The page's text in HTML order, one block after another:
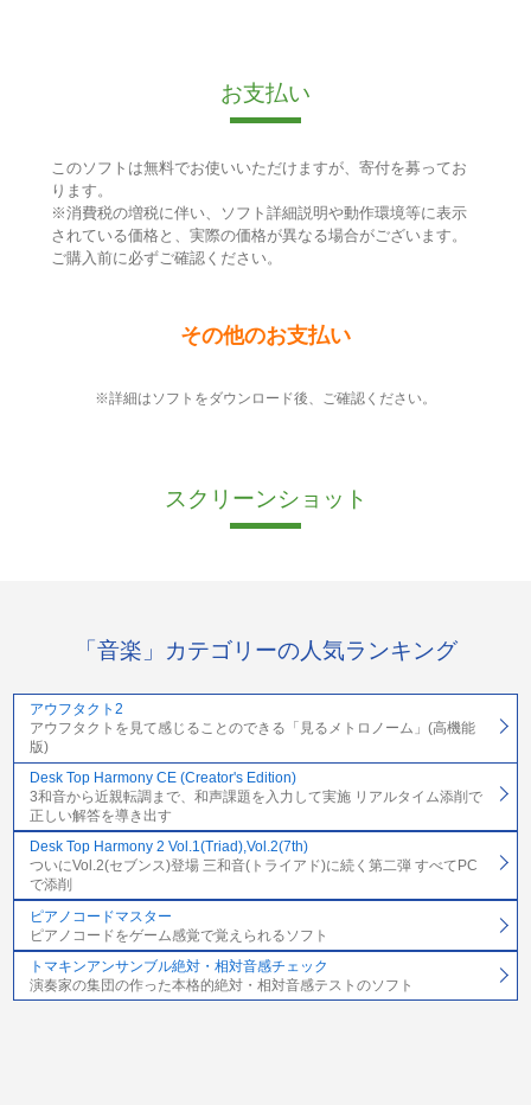
お支払い
このソフトは無料でお使いいただけますが、寄付を募ってお
ります。
※消費税の増税に伴い、ソフト詳細説明や動作環境等に表示
されている価格と、実際の価格が異なる場合がございます。
ご購入前に必ずご確認ください。
その他のお支払い
※詳細はソフトをダウンロード後、ご確認ください。
スクリーンショット
「音楽」カテゴリーの人気ランキング
アウフタクト2
アウフタクトを見て感じることのできる「見るメトロノーム」(高機能
版)
Desk Top Harmony CE (Creator's Edition)
3和音から近親転調まで、和声課題を入力して実施 リアルタイム添削で
正しい解答を導き出す
Desk Top Harmony 2 Vol.1(Triad),Vol.2(7th)
ついにVol.2(セブンス)登場 三和音(トライアド)に続く第二弾 すべてPC
で添削
ピアノコードマスター
ピアノコードをゲーム感覚で覚えられるソフト
トマキンアンサンブル絶対・相対音感チェック
演奏家の集団の作った本格的絶対・相対音感テストのソフト